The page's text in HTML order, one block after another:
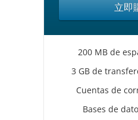
立即
200 MB de
3 GB de
Cuentas de
Bases de